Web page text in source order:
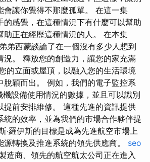
會讓你覺得不那麼孤單。 在這一集
的感覺，在這種情況下有什麼可以幫助
助正在經歷這種情況的人。 在本集
弟西蒙談論了在一個沒有多少人想到
況。 釋放您的創造力，讓您的家充滿
的立面或屋頂，以融入您的生活環境
脫穎而出。 例如，我們的電子監控系
設備使用情況的數據，並且可以識別
提前安排維修。 這種先進的資訊提供
統的效率，並為我們的市場合作夥伴提
·羅伊斯的目標是成為先進航空市場上
轉換及推進系統的領先供應商。 seo
造商、領先的航空航太公司正在進入